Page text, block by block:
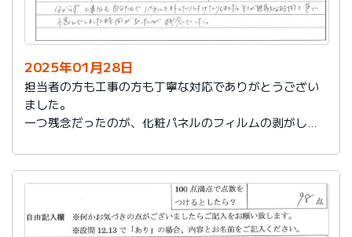
2025年01月28日
担当者の方も工事の方も丁寧な対応でありがとうござい
ました。
一つ残念だったのが、化粧パネルのフィルムの剥がし忘
分たちでパネルを外したり付けたりしました。そこが無
駄な時間と色で悩んでしまった時間があったのが残念で